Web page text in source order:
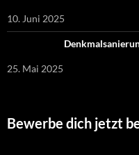
10. Juni 2025
25. Mai 2025
Bewerbe dich jetzt